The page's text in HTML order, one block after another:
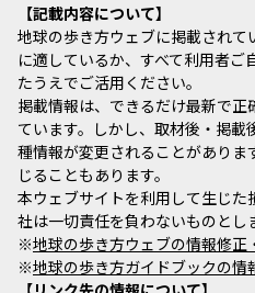
記載内容について
地球の歩き方ウェブに掲載され
に適しているか、すべて利用者
たうえでご活用ください。
掲載情報は、できるだけ最新で
ています。しかし、取材後・掲
種情報が変更されることがありま
じることもあります。
本ウェブサイトを利用して生じ
社は一切責任を負わないものとし
※地球の歩き方ウェブの情報修正
※地球の歩き方ガイドブックの情